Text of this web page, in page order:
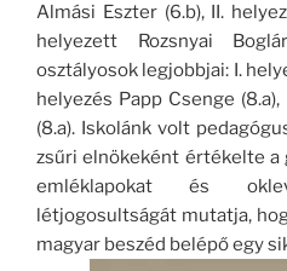
Almási Eszter (6.b), II.
helyezett Rozsnyai
osztályosok legjobbjai: I.
helyezés Papp Csenge
(8.a). Iskolánk volt
zsűri elnökeként értékelte a
emléklapokat és
létjogosultságát mutatja,
magyar beszéd belépő egy